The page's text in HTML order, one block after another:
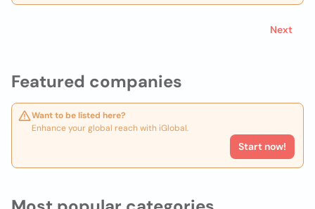
Featured companies
Want to be listed here?
Enhance your global reach with iGlobal.
Start now!
Next